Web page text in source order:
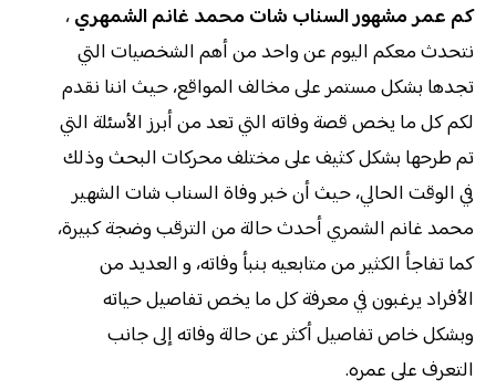
كم عمر مشهور السناب شات محمد غانم الشمهري،
نتحدث معكم اليوم عن واحد من أهم الشخصيات التي
تجدها بشكل مستمر على مخالف المواقع، حيث اننا نقدم
لكم كل ما يخص قصة وفاته التي تعد من أبرز الأسئلة التي
تم طرحها بشكل كثيف على مختلف محركات البحث وذلك
في الوقت الحالي، حيث أن خبر وفاة السناب شات الشهير
محمد غانم الشمري أحدث حالة من الترقب وضجة كبيرة،
كما تفاجأ الكثير من متابعيه بنبأ وفاته، و العديد من
الأفراد يرغبون في معرفة كل ما يخص تفاصيل حياته
وبشكل خاص تفاصيل أكثر عن حالة وفاته إلى جانب
التعرف على عمره.